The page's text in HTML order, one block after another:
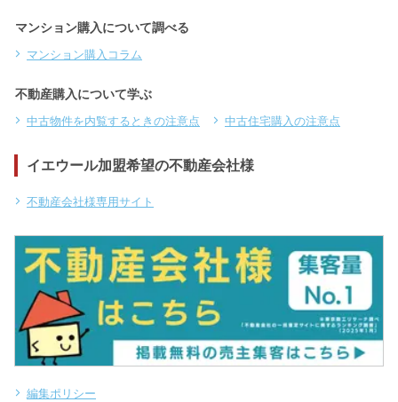
マンション購入について調べる
マンション購入コラム
不動産購入について学ぶ
中古物件を内覧するときの注意点 中古住宅購入の注意点
イエウール加盟希望の不動産会社様
不動産会社様専用サイト
編集ポリシー